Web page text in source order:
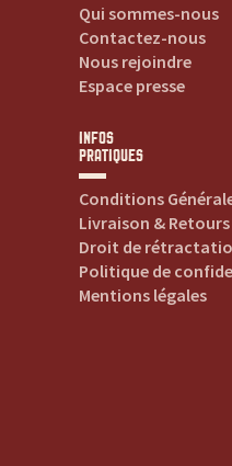
e
s
v
o
s
s
Qui sommes-nous
Contactez-nous
Nous rejoindre
Espace presse
INFOS
PRATIQUES
Conditions
Livraison & Retours
Droit de
Politique de
Mentions légales